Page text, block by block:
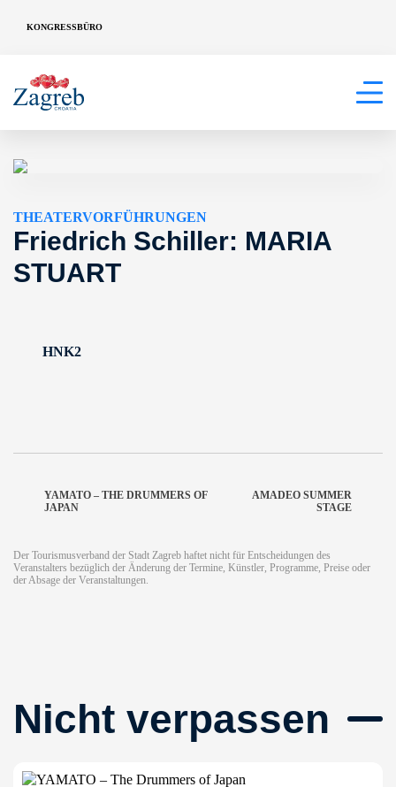
KONGRESSBÜRO
THEATERVORFÜHRUNGEN
Friedrich Schiller: MARIA
STUART
HNK2
YAMATO – THE DRUMMERS OF
JAPAN
AMADEO SUMMER
STAGE
Der Tourismusverband der Stadt Zagreb haftet nicht für Entscheidungen des
Veranstalters bezüglich der Änderung der Termine, Künstler, Programme, Preise oder
der Absage der Veranstaltungen.
Nicht verpassen